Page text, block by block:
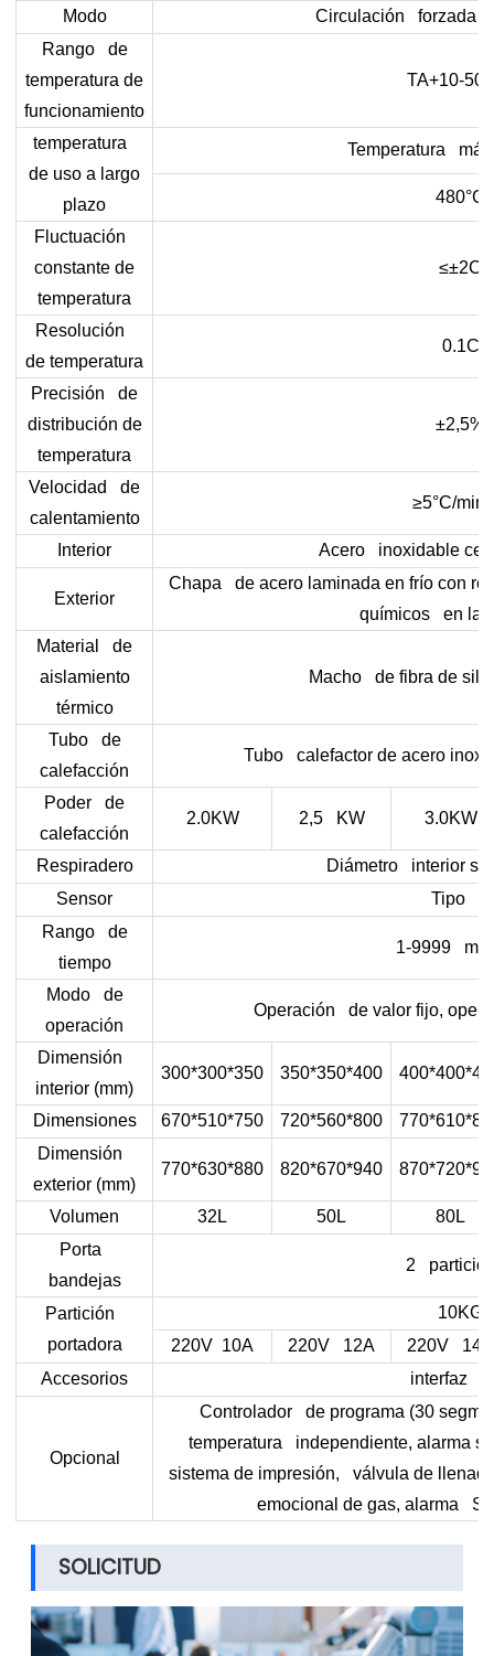
Modo
Circulación forzada
Rango de
temperatura de
funcionamiento
TA+10-
temperatura
de uso a largo
plazo
Temperatura
480°C
Fluctuación
constante de
temperatura
≤±2C
Resolución
de temperatura
0.1C
Precisión de
distribución de
temperatura
±2,5%
Velocidad de
calentamiento
≥5°C/
Interior Acero inoxidable
Exterior
Chapa de acero laminada en frío con
químicos en la
Material de
aislamiento
térmico
Macho de fibra de
Tubo de
calefacción
Tubo calefactor de acero
Poder de
calefacción
2.0KW 2,5 KW 3.0KW
Respiradero
Diámetro interior
Sensor
Tipo K
Rango de
tiempo
1-9999
Modo de
operación
Operación de valor fijo,
Dimensión
interior (mm)
300*300*350 350*350*400
Dimensiones 670*510*750 720*560*800
Dimensión
exterior (mm)
770*630*880 820*670*940
Volumen 32L 50L
80L
Porta
bandejas
2
Partición
portadora
10KG
220V 10A
220V 12A
220V 14A
Accesorios
interfaz
Opcional
Controlador de programa (30
temperatura independiente, alarma
sistema de impresión, válvula de
emocional de gas, alarma
SOLICITUD